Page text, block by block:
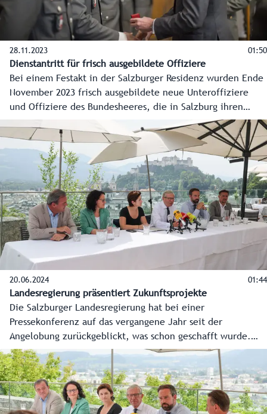
28.11.2023 01:50
Dienstantritt für frisch ausgebildete Offiziere
Bei einem Festakt in der Salzburger Residenz wurden Ende
November 2023 frisch ausgebildete neue Unteroffiziere
und Offiziere des Bundesheeres, die in Salzburg ihren
Dienst aufnehmen, willkommen geheißen.
Landeshauptmann Wilfried Haslauer übergab zudem hohe
Auszeichnungen des Landes an sieben verdiente
Angehörige des Bundesheeres.
20.06.2024 01:44
Landesregierung präsentiert Zukunftsprojekte
Die Salzburger Landesregierung hat bei einer
Pressekonferenz auf das vergangene Jahr seit der
Angelobung zurückgeblickt, was schon geschafft wurde.
Aber der Blick ging noch viel mehr nach vorne, welche
Vorhaben und Schlüsselprojekte für das gesamte
Bundesland anstehen. Hier die O-Töne der
Regierungsspitzen Landeshauptmann Wilfried Haslauer und
Landeshauptmann-Stellvertreterin Marlene Svazek.